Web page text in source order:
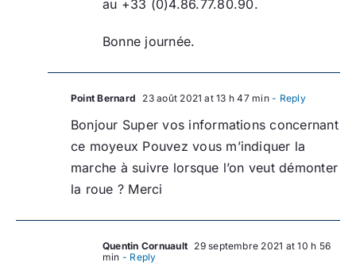
au +33 (0)4.86.77.80.90.
Bonne journée.
Point Bernard 23 août 2021 at 13 h 47 min- Reply
Bonjour Super vos informations concernant
ce moyeux Pouvez vous m’indiquer la
marche à suivre lorsque l’on veut démonter
la roue ? Merci
Quentin Cornuault 29 septembre 2021 at 10 h 56
min - Reply